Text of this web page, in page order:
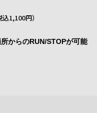
込1,100円）
からのRUN/STOPが可能